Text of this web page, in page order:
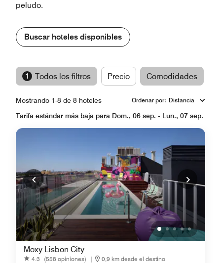
peludo.
Buscar hoteles disponibles
1 Todos los filtros Precio Comodidades
Mostrando 1-8 de 8 hoteles Ordenar por: Distancia
Tarifa estándar más baja para Dom., 06 sep. - Lun., 07 sep.
Moxy Lisbon City
4.3 (558 opiniones) |
0,9 km desde el destino